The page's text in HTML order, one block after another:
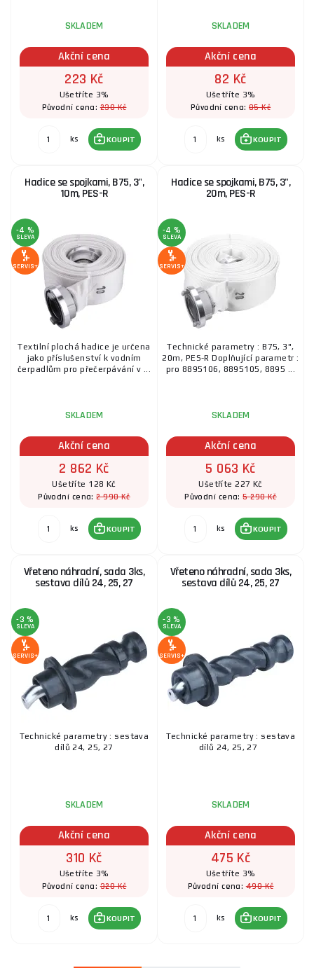
SKLADEM
Akční cena
223 Kč
Ušetříte 3%
Původní cena:230 Kč
ks KOUPIT
SKLADEM
Akční cena
82 Kč
Ušetříte 3%
Původní cena: 85 Kč
ks KOUPIT
Hadice se spojkami, B75, 3",
10m, PES-R
-4 %
SLEVA
SERVIS+
Textilní plochá hadice je určena
jako příslušenství k vodním
čerpadlům pro přečerpávání v ...
SKLADEM
Akční cena
2 862 Kč
Ušetříte 128 Kč
Původní cena:2 990 Kč
ks KOUPIT
Hadice se spojkami, B75, 3",
20m, PES-R
-4 %
SLEVA
SERVIS+
Technické parametry : B75, 3",
20m, PES-R Doplňující parametr :
pro 8895106, 8895105, 8895 ...
SKLADEM
Akční cena
5 063 Kč
Ušetříte 227 Kč
Původní cena:5 290 Kč
ks KOUPIT
Vřeteno náhradní, sada 3ks,
sestava dílů 24, 25, 27
-3 %
SLEVA
SERVIS+
Technické parametry : sestava
dílů 24, 25, 27
SKLADEM
Akční cena
310 Kč
Ušetříte 3%
Původní cena:320 Kč
ks KOUPIT
Vřeteno náhradní, sada 3ks,
sestava dílů 24, 25, 27
-3 %
SLEVA
SERVIS+
Technické parametry : sestava
dílů 24, 25, 27
SKLADEM
Akční cena
475 Kč
Ušetříte 3%
Původní cena:490 Kč
ks KOUPIT